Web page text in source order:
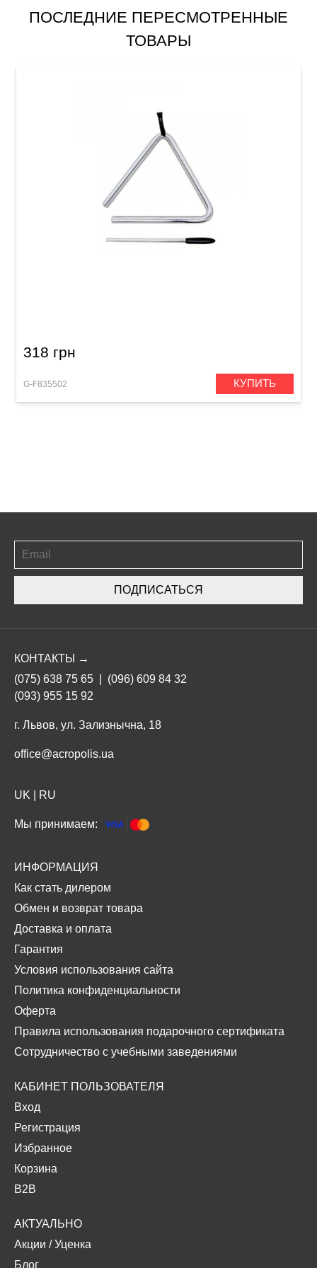
ПОСЛЕДНИЕ ПЕРЕСМОТРЕННЫЕ
ТОВАРЫ
318 грн
G-F835502 КУПИТЬ
ПОДПИСАТЬСЯ
КОНТАКТЫ →
(075) 638 75 65
(096) 609 84 32
(093) 955 15 92
г. Львов, ул. Зализнычна, 18
office@acropolis.ua
UK RU
Мы принимаем:
ИНФОРМАЦИЯ
Как стать дилером
Обмен и возврат товара
Доставка и оплата
Гарантия
Условия использования сайта
Политика конфиденциальности
Оферта
Правила использования подарочного сертификата
Сотрудничество с учебными заведениями
КАБИНЕТ ПОЛЬЗОВАТЕЛЯ
Вход
Регистрация
Избранное
Корзина
B2B
АКТУАЛЬНО
Акции /Уценка
Блог